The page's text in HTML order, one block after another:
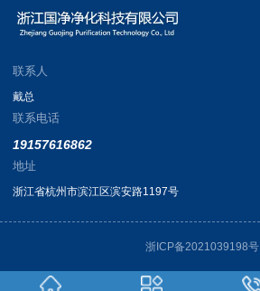
联系人
戴总
联系电话
19157616862
地址
浙江省杭州市滨江区滨安路1197号
浙ICP备2021039198号